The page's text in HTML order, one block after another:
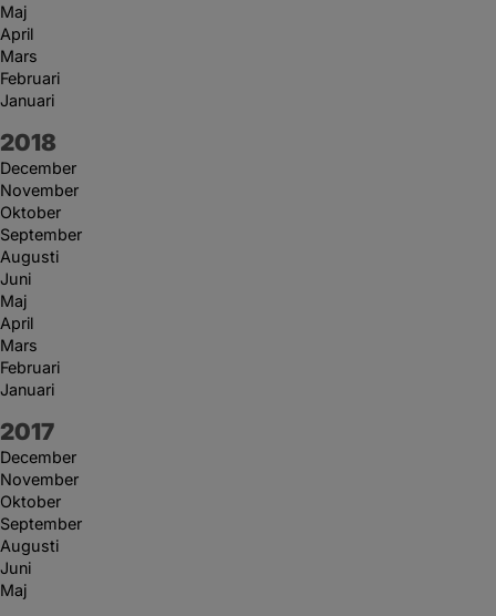
Maj
April
Mars
Februari
Januari
År:
2018
December
November
Oktober
September
Augusti
Juni
Maj
April
Mars
Februari
Januari
År:
2017
December
November
Oktober
September
Augusti
Juni
Maj